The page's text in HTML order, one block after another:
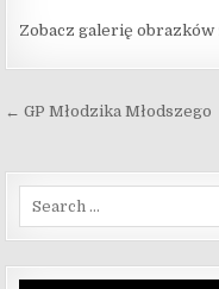
Zobacz galerię
Nawigacja
← GP Młodzika Młodszego